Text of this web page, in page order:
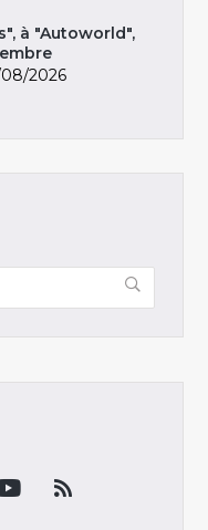
à "Autoworld",
2026